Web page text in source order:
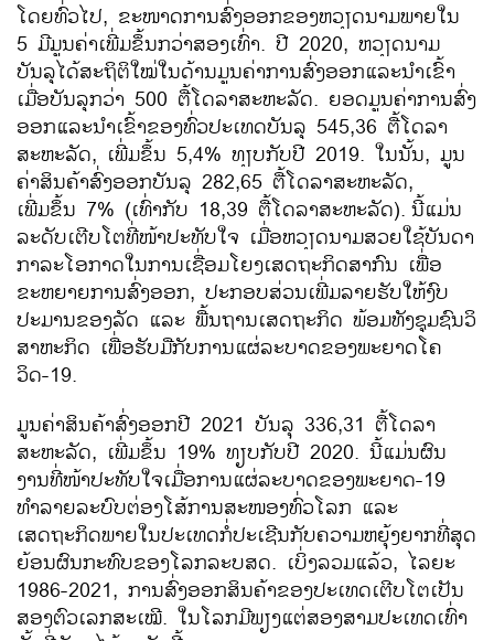
​ໂດຍ​ທົ່ວ​ໄປ, ຂະໜາດ​ການ​ສົ່ງ​ອອກ​ຂອງ​ຫວຽດນາມພາຍ​ໃນ
5 ມີ​ມູນ​ຄ່າ​ເພີ່ມ​ຂຶ້ນກວ່າ​ສອງ​ເທົ່າ. ປີ 2020, ຫວຽດນາມ
ບັນລຸ​ໄດ້​ສະຖິຕິ​ໃໝ່​ໃນ​ດ້ານມູນ​ຄ່າ​ການ​ສົ່ງ​ອອກ​ແລະນຳ​ເຂົ້າ​
ເມື່ອ​ບັນລຸ​ກວ່າ 500 ຕື້​ໂດ​ລາ​ສະຫະລັດ. ຍອດ​ມູນ​ຄ່າ​ການ​ສົ່ງ​
ອອກ​ແລະ​ນຳ​ເຂົ້າ​ຂອງ​ທົ່ວ​ປະ​ເທດ​ບັນລຸ 545,36 ຕື້​ໂດ​ລາ​
ສະຫະລັດ, ​ເພີ່ມຂຶ້ນ 5,4% ທຽບ​ກັບ​ປີ 2019. ​ໃນ​ນັ້ນ, ມູນ​
ຄ່າ​ສິນຄ້າ​ສົ່ງ​ອອກ​ບັນລຸ 282,65 ຕື້​ໂດ​ລາ​ສະຫະລັດ, ​
ເພີ່ມຂຶ້ນ 7% (ເທົ່າ​ກັບ 18,39 ຕື້​ໂດ​ລາ​ສະຫະລັດ). ນີ້​ແມ່ນ​
ລະດັບ​ເຕີບ​ໂຕ​ທີ່​ໜ້າ​ປະ​ທັບ​ໃຈ ​ເມື່ອ​ຫວຽດນາມສວຍ​ໃຊ້​ບັນດາ​
ກາລະ​ໂອກາດ​ໃນ​ການ​ເຊື່ອມ​ໂຍງ​ເສດຖະກິດ​ສາກົນ ​ເພື່ອ​
ຂະຫຍາຍ​ການ​ສົ່ງ​ອອກ, ປະກອບ​ສ່ວນເພີ່ມ​ລາຍ​ຮັບ​ໃຫ້ງົບ​
ປະມານ​ຂອງ​ລັດ ​ແລະ ພື້ນຖານ​ເສດຖະກິດ ພ້ອມ​ທັງ​ຊຸມ​ຊົນ​ວິ​
ສາ​ຫະກິດ ​ເພື່ອ​ຮັບ​ມື​ກັບການ​ແຜ່​ລະບາດ​ຂອງພະຍາດ​ໂຄ​
ວິດ-19.
ມູນ​ຄ່າ​ສິນຄ້າ​ສົ່ງ​ອອກປີ 2021 ບັນ​ລຸ 336,31 ຕື້​ໂດ​ລາ​
ສະຫະລັດ, ​ເພີ່ມ​ຂຶ້ນ 19% ທຽບ​ກັບ​ປີ 2020. ນີ້​ແມ່ນຜົນ
ງານ​ທີ່​ໜ້າ​ປະ​ທັບ​ໃຈ​ເມື່ອການ​ແຜ່​ລະບາດຂອງ​ພະຍາດ-19
ທຳ​ລາຍລະບົບ​ຕ່ອງ​ໂສ້​ການ​ສະໜອງ​ທົ່ວ​ໂລກ ​ແລະ ​
ເສດຖະກິດ​ພາຍ​ໃນ​ປະ​ເທດ​ກໍ່​ປະ​ເຊີນ​ກັບ​ຄວາມ​ຫຍຸ້ງຍາກ​ທີ່​ສຸດ
ຍ້ອນ​ຜົນ​ກະທົບ​ຂອງ​ໂລກລະບສດ. ​ເບິ່ງ​ລວມ​ແລ້ວ, ​ໄລຍະ
1986-2021, ການສົ່ງອອກສິນຄ້າຂອງ​ປະ​ເທດ​ເຕີບ​​ໂຕ​ເປັນ​
ສອງ​ຕົວ​ເລກ​ສະ​ເໝີ. ໃນ​ໂລກມີພຽງແຕ່ສອງສາມປະເທດ​ເທົ່າ